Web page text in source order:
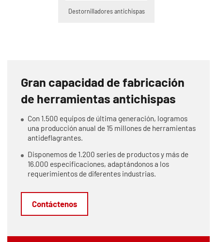
Destornilladores antichispas
Gran capacidad de fabricación
de herramientas antichispas
Con 1.500 equipos de última generación, logramos
una producción anual de 15 millones de herramientas
antideflagrantes.
Disponemos de 1.200 series de productos y más de
16.000 especificaciones, adaptándonos a los
requerimientos de diferentes industrias.
Contáctenos